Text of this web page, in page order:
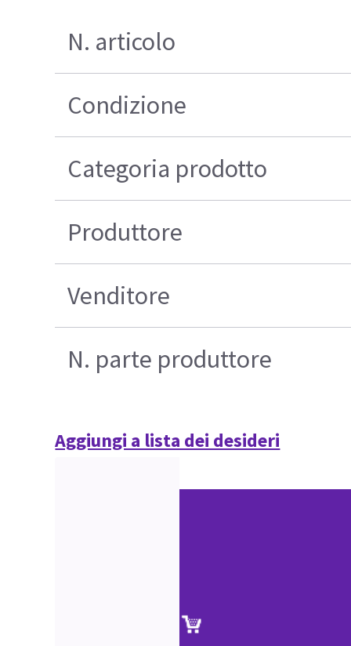
N. articolo
Condizione
Categoria prodotto
Produttore
Venditore
N. parte produttore
Aggiungi a lista dei desideri